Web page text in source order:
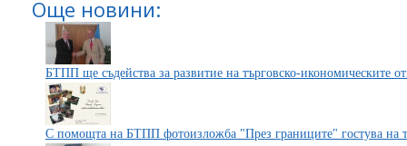
Още новини:
БТПП ще съдейства за развитие на търговско-икономическите
С помощта на БТПП фотоизложба "През границите" гостува на